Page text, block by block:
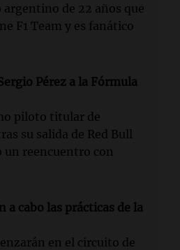
de 22 años que
F1 Team y es fanático
Pérez a la Fórmula
piloto titular de
su salida de Red Bull
un reencuentro con
a cabo las prácticas de la
en el circuito de